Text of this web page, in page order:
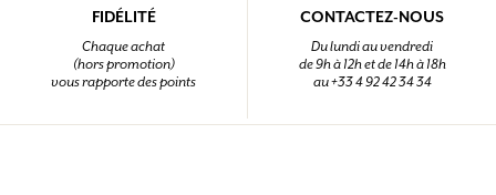
FIDÉLITÉ
Chaque achat
(hors promotion)
vous rapporte des points
CONTACTEZ-NOUS
Du lundi au vendredi
de 9h à 12h et de 14h à 18h
au +33 4 92 42 34 34